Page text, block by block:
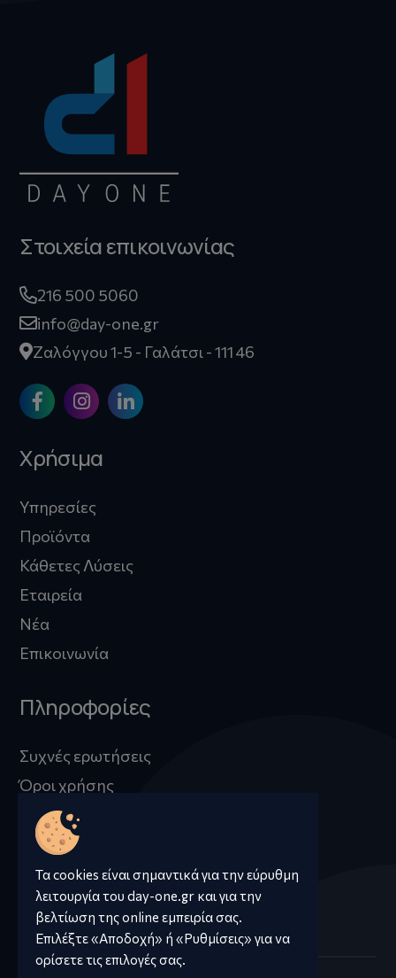
Στοιχεία επικοινωνίας
216 500 5060
info@day-one.gr
Ζαλόγγου 1-5 - Γαλάτσι - 111 46
Χρήσιμα
Υπηρεσίες
Προϊόντα
Κάθετες Λύσεις
Εταιρεία
Νέα
Επικοινωνία
Πληροφορίες
Συχνές ερωτήσεις
Όροι χρήσης
Προστασία προσωπικών δεδομένων
Πληροφορίες Cookies
Τα cookies είναι σημαντικά για την εύρυθμη
λειτουργία του day-one.gr και για την
βελτίωση της online εμπειρία σας.
Επιλέξτε «Αποδοχή» ή «Ρυθμίσεις» για να
ορίσετε τις επιλογές σας.